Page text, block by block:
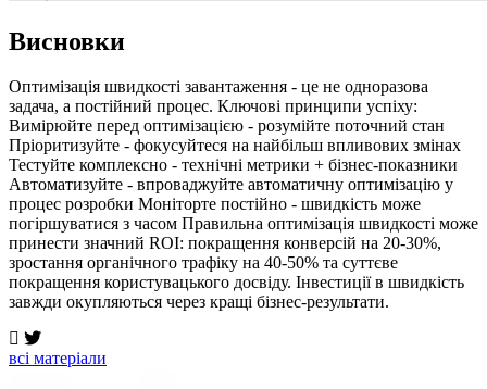
Висновки
Оптимізація швидкості завантаження - це не одноразова
задача, а постійний процес. Ключові принципи успіху:
Вимірюйте перед оптимізацією - розумійте поточний стан
Пріоритизуйте - фокусуйтеся на найбільш впливових змінах
Тестуйте комплексно - технічні метрики + бізнес-показники
Автоматизуйте - впроваджуйте автоматичну оптимізацію у
процес розробки Моніторте постійно - швидкість може
погіршуватися з часом Правильна оптимізація швидкості може
принести значний ROI: покращення конверсій на 20-30%,
зростання органічного трафіку на 40-50% та суттєве
покращення користувацького досвіду. Інвестиції в швидкість
завжди окупляються через кращі бізнес-результати.
всi матерiали